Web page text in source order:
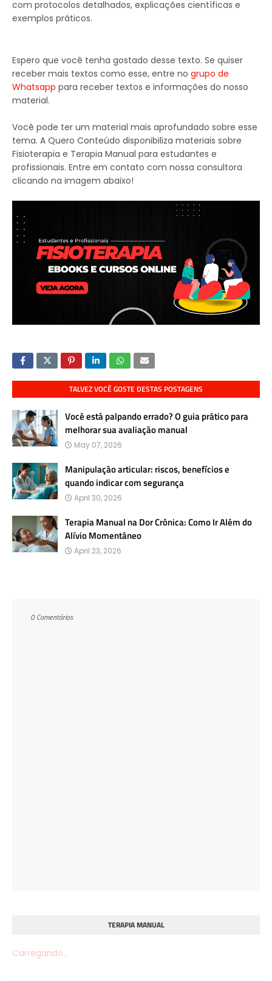
com protocolos detalhados, explicações científicas e
exemplos práticos.
Espero que você tenha gostado desse texto. Se quiser
receber mais textos como esse, entre no grupo de
Whatsapp para receber textos e informações do nosso
material.
Você pode ter um material mais aprofundado sobre esse
tema. A Quero Conteúdo disponibiliza materiais sobre
Fisioterapia e Terapia Manual para estudantes e
profissionais. Entre em contato com nossa consultora
clicando na imagem abaixo!
TALVEZ VOCÊ GOSTE DESTAS POSTAGENS
Você está palpando errado? O guia prático para
melhorar sua avaliação manual
May 07, 2026
Manipulação articular: riscos, benefícios e
quando indicar com segurança
April 30, 2026
Terapia Manual na Dor Crônica: Como Ir Além do
Alívio Momentâneo
April 23, 2026
0 Comentários
TERAPIA MANUAL
Carregando...